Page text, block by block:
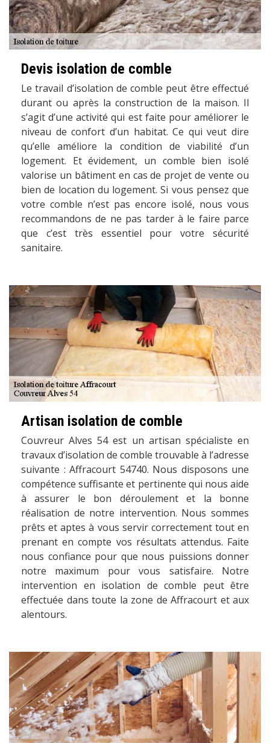
Devis isolation de comble
Le travail d’isolation de comble peut être effectué
durant ou après la construction de la maison. Il
s’agit d’une activité qui est faite pour améliorer le
niveau de confort d’un habitat. Ce qui veut dire
qu’elle améliore la condition de viabilité d’un
logement. Et évidement, un comble bien isolé
valorise un bâtiment en cas de projet de vente ou
bien de location du logement. Si vous pensez que
votre comble n’est pas encore isolé, nous vous
recommandons de ne pas tarder à le faire parce
que c’est très essentiel pour votre sécurité
sanitaire.
Artisan isolation de comble
Couvreur Alves 54 est un artisan spécialiste en
travaux d’isolation de comble trouvable à l’adresse
suivante : Affracourt 54740. Nous disposons une
compétence suffisante et pertinente qui nous aide
à assurer le bon déroulement et la bonne
réalisation de notre intervention. Nous sommes
prêts et aptes à vous servir correctement tout en
prenant en compte vos résultats attendus. Faite
nous confiance pour que nous puissions donner
notre maximum pour vous satisfaire. Notre
intervention en isolation de comble peut être
effectuée dans toute la zone de Affracourt et aux
alentours.